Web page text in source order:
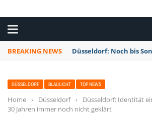
BREAKING NEWS Düsseldorf: Noch bis
DÜSSELDORF BLAULICHT TOP NEWS
Home › Düsseldorf ›
Düsseldorf: Identität
30 Jahren immer noch nicht geklärt